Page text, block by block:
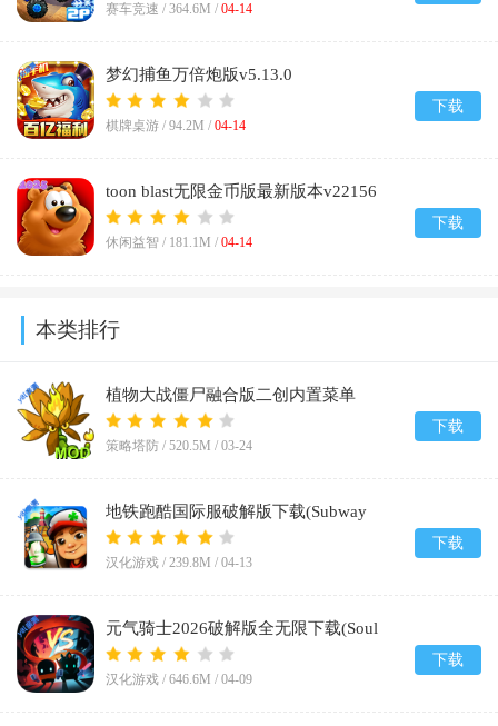
赛车竞速 / 364.6M / 04-14
梦幻捕鱼万倍炮版v5.13.0
棋牌桌游 / 94.2M / 04-14
下载
toon blast无限金币版最新版本v22156
休闲益智 / 181.1M / 04-14
下载
本类排行
植物大战僵尸融合版二创内置菜单
(PlantsVsZombiesRH-Mod)v3.5
策略塔防 / 520.5M / 03-24
下载
地铁跑酷国际服破解版下载(Subway
Surf)v3.61.1
汉化游戏 / 239.8M / 04-13
下载
元气骑士2026破解版全无限下载(Soul
Knight)v8.1.0
汉化游戏 / 646.6M / 04-09
下载